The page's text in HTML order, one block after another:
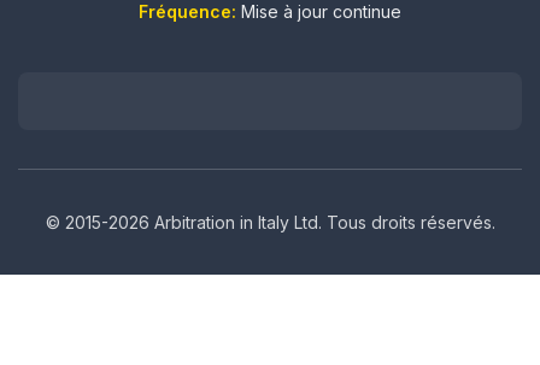
Fréquence: Mise à jour continue
© 2015-2026 Arbitration in Italy Ltd. Tous droits réservés.